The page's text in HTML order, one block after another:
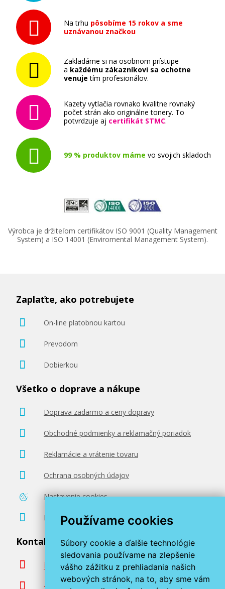
Používame cookies
Súbory cookie a ďalšie technológie
sledovania používame na zlepšenie
vášho zážitku z prehliadania našich
webových stránok, na to, aby sme vám
Na trhu pôsobíme 15 rokov a sme
uznávanou značkou
Zakladáme si na osobnom prístupe
a každému zákazníkovi sa ochotne
venuje tím profesionálov.
Kazety vytlačia rovnako kvalitne rovnaký
počet strán ako originálne tonery. To
potvrdzuje aj certifikát STMC.
99 % produktov máme vo svojich skladoch
Výrobca je držiteľom certifikátov ISO 9001 (Quality Management
System) a ISO 14001 (Enviromental Management System).
Zaplaťte, ako potrebujete
On-line platobnou kartou
Prevodom
Dobierkou
Všetko o doprave a nákupe
Doprava zadarmo a ceny dopravy
Obchodné podmienky a reklamačný poriadok
Reklamácie a vrátenie tovaru
Ochrana osobných údajov
Nastavenie cookies
Poradenstvo zadarmo
Kontaktujte nás
info@miroluk.sk
+420 377 222 313